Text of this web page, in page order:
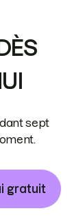
sept
gratuit